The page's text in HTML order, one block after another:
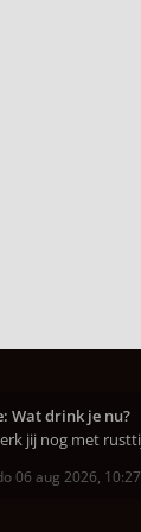
Wat drink je nu?
06 aug 2026, 10:27